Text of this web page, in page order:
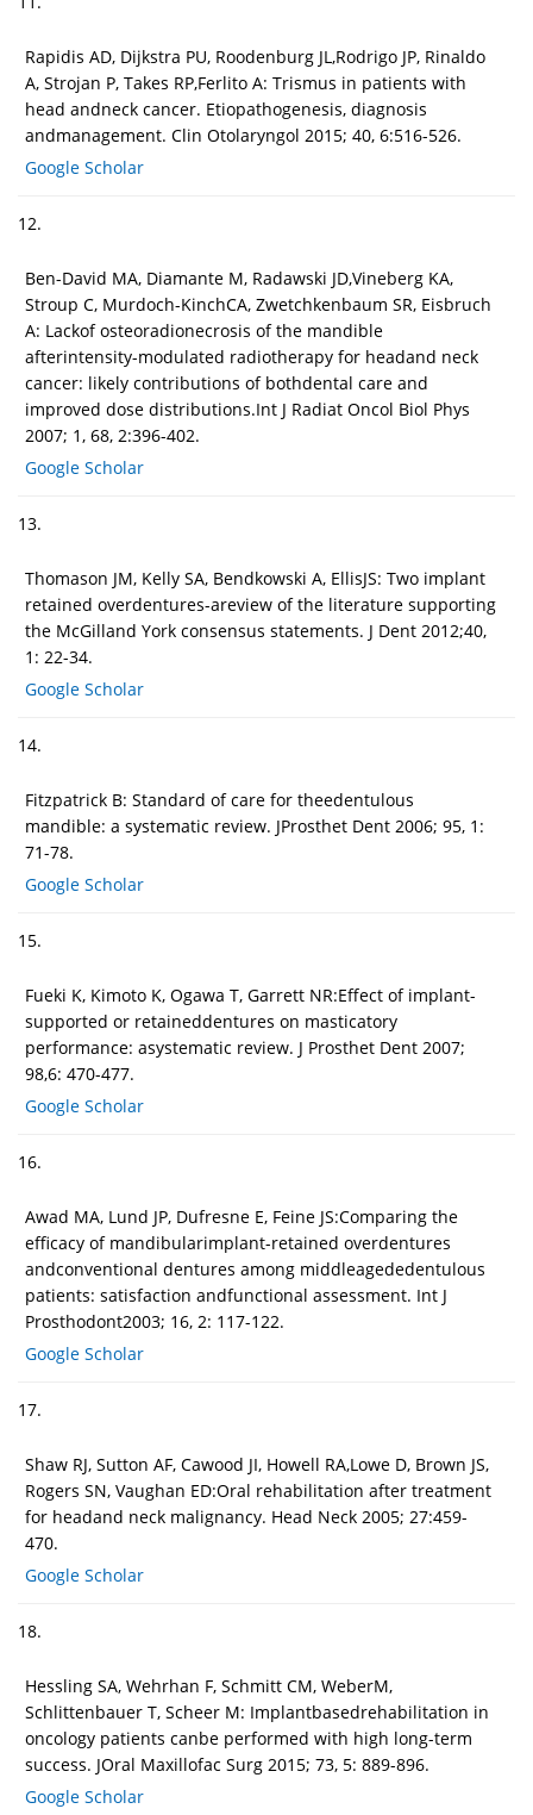
Rapidis AD, Dijkstra PU, Roodenburg JL,Rodrigo JP, Rinaldo
A, Strojan P, Takes RP,Ferlito A: Trismus in patients with
head andneck cancer. Etiopathogenesis, diagnosis
andmanagement. Clin Otolaryngol 2015; 40, 6:516-526.
Google Scholar
12.
Ben-David MA, Diamante M, Radawski JD,Vineberg KA,
Stroup C, Murdoch-KinchCA, Zwetchkenbaum SR, Eisbruch
A: Lackof osteoradionecrosis of the mandible
afterintensity-modulated radiotherapy for headand neck
cancer: likely contributions of bothdental care and
improved dose distributions.Int J Radiat Oncol Biol Phys
2007; 1, 68, 2:396-402.
Google Scholar
13.
Thomason JM, Kelly SA, Bendkowski A, EllisJS: Two implant
retained overdentures-areview of the literature supporting
the McGilland York consensus statements. J Dent 2012;40,
1: 22-34.
Google Scholar
14.
Fitzpatrick B: Standard of care for theedentulous
mandible: a systematic review. JProsthet Dent 2006; 95, 1:
71-78.
Google Scholar
15.
Fueki K, Kimoto K, Ogawa T, Garrett NR:Effect of implant-
supported or retaineddentures on masticatory
performance: asystematic review. J Prosthet Dent 2007;
98,6: 470-477.
Google Scholar
16.
Awad MA, Lund JP, Dufresne E, Feine JS:Comparing the
efficacy of mandibularimplant-retained overdentures
andconventional dentures among middleagededentulous
patients: satisfaction andfunctional assessment. Int J
Prosthodont2003; 16, 2: 117-122.
Google Scholar
17.
Shaw RJ, Sutton AF, Cawood JI, Howell RA,Lowe D, Brown JS,
Rogers SN, Vaughan ED:Oral rehabilitation after treatment
for headand neck malignancy. Head Neck 2005; 27:459-
470.
Google Scholar
18.
Hessling SA, Wehrhan F, Schmitt CM, WeberM,
Schlittenbauer T, Scheer M: Implantbasedrehabilitation in
oncology patients canbe performed with high long-term
success. JOral Maxillofac Surg 2015; 73, 5: 889-896.
Google Scholar